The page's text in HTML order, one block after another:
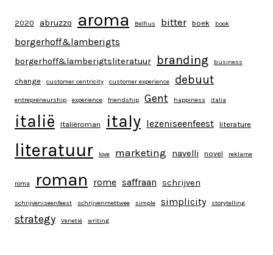
2020 abruzzo aroma Belfius bitter boek book
borgerhoff&lamberigts
borgerhoff&lamberigtsliteratuur branding business
change customer centricity customer experience debuut
entrepreneurship experience friendship Gent happiness italia
italië Italiëroman italy lezeniseenfeest literature
literatuur love marketing navelli novel reklame
roma roman rome saffraan schrijven
schrijveniseenfeest schrijvenmettwee simple simplicity storytelling
strategy Venetië writing